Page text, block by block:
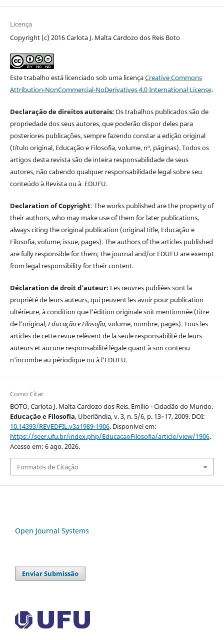
Licença
Copyright (c) 2016 Carlota J. Malta Cardozo dos Reis Boto
Este trabalho está licenciado sob uma licençaCreative Commons
Attribution-NonCommercial-NoDerivatives 4.0 International License.
Declaração de direitos autorais:Os trabalhos publicados são de
propriedade dos seus autores, que poderão dispor deles para
posteriores publicações, sempre fazendo constar a edição original
(título original, Educação e Filosofia, volume, nº, páginas). Todos os
artigos desta revista são de inteira responsabilidade de seus
autores, não cabendo qualquer responsabilidade legal sobre seu
conteúdo à Revista ou à EDUFU.
Declaration of Copyright: The works published are the property of
their authors, who may make use of them for later publications,
always citing the original publication (original title, Educação e
Filosofia, volume, issue, pages). The authors of the articles published
are fully responsible for them; the journal and/or EDUFU are exempt
from legal responsibility for their content.
Déclaration de droit d’auteur: Les œuvres publiées sont la
propriété de leurs auteurs, qui peuvent les avoir pour publication
ultérieure, à condition que l'édition originale soit mentionnée (titre
de l'original,Educação e Filosofia, volume, nombre, pages). Tous les
articles de cette revue relèvent de la seule responsabilité de leurs
auteurs et aucune responsabilité légale quant à son contenu
n'incombe au périodique ou à l’EDUFU.
Como Citar
BOTO, Carlota J. Malta Cardozo dos Reis. Emílio - Cidadão do Mundo.
Educação e Filosofia, Uberlândia, v. 3, n. 5/6, p. 13–17, 2009. DOI:
10.14393/REVEDFIL.v3a1989-1906. Disponível em:
https://seer.ufu.br/index.php/EducacaoFilosofia/article/view/1906.
Acesso em: 6 ago. 2026.
Formatos de Citação
Open Journal Systems
Enviar Submissão